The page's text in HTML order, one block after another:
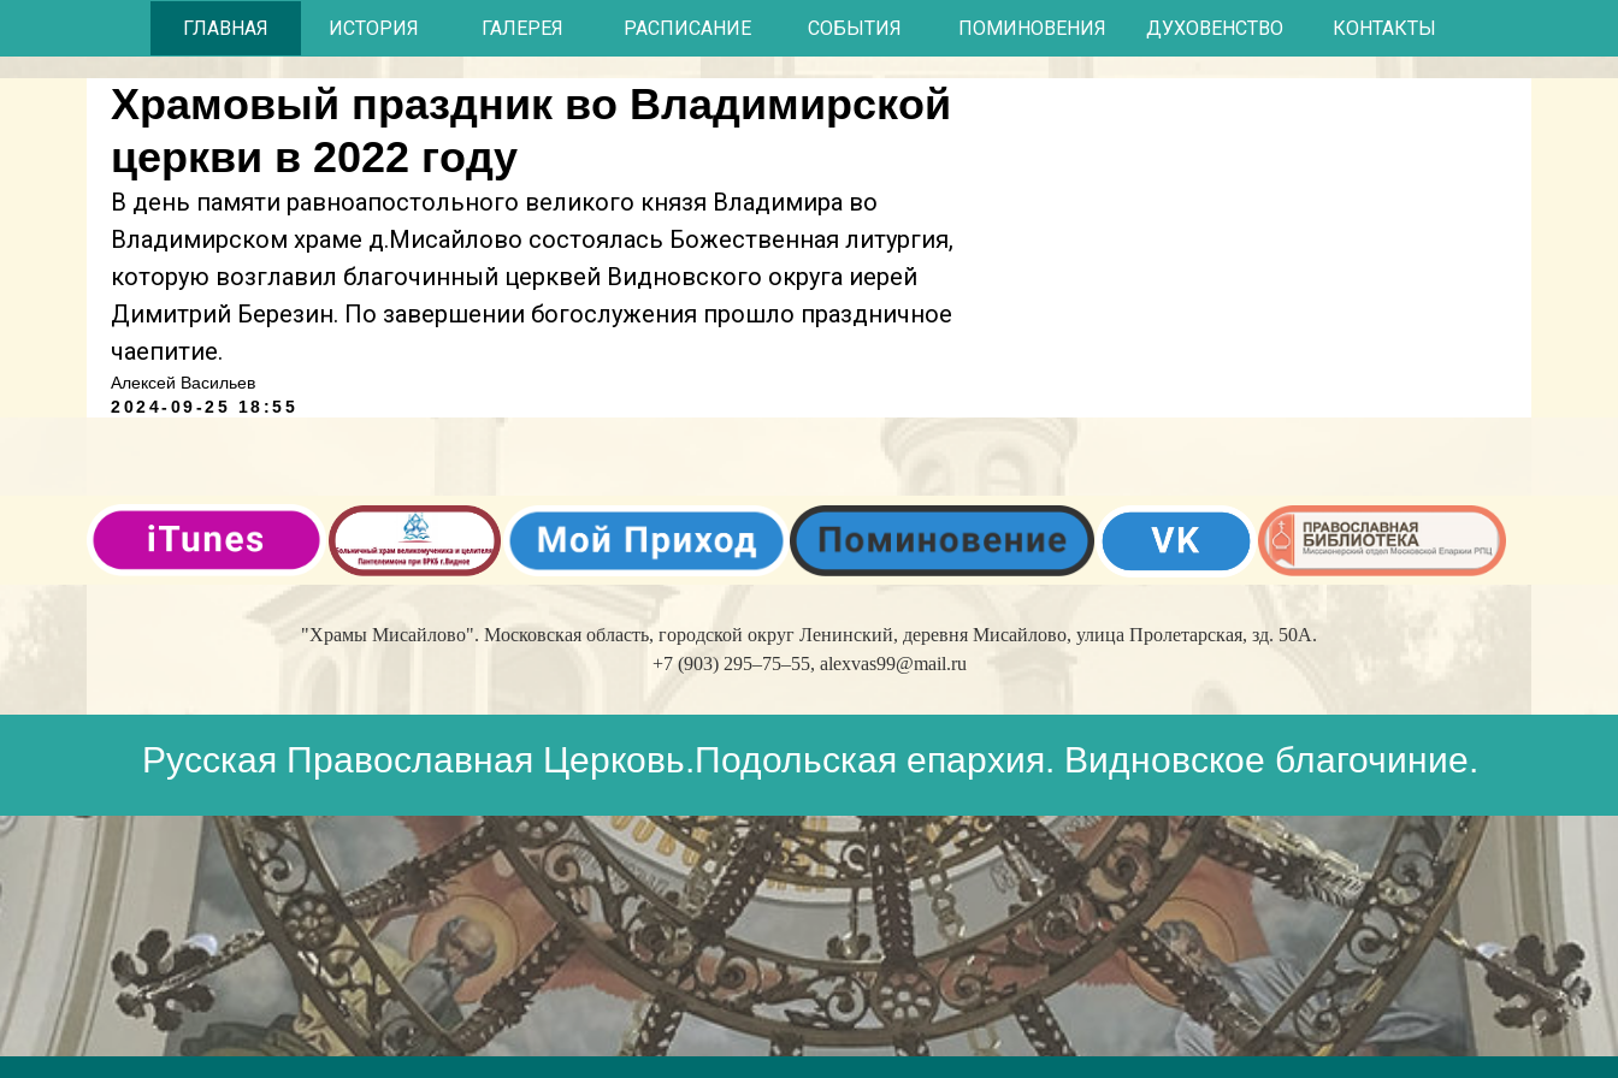
ГЛАВНАЯ ИСТОРИЯ ГАЛЕРЕЯ РАСПИСАНИЕ СОБЫТИЯ КОНТАКТЫ
ПОМИНОВЕНИЯ ДУХОВЕНСТВО
Храмовый праздник во Владимирской
церкви в 2022 году
В день памяти равноапостольного великого князя Владимира во
Владимирском храме д.Мисайлово состоялась Божественная литургия,
которую возглавил благочинный церквей Видновского округа иерей
Димитрий Березин. По завершении богослужения прошло праздничное
чаепитие.
Алексей Васильев
2024-09-25 18:55
"Храмы Мисайлово". Московская область, городской округ Ленинский, деревня Мисайлово, улица Пролетарская, зд. 50А.
+7 (903) 295–75–55, alexvas99@mail.ru
Русская Православная Церковь.Подольская епархия. Видновское благочиние.